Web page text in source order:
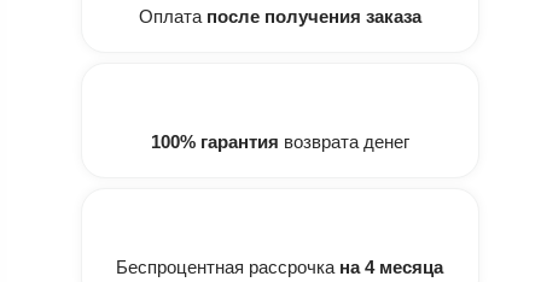
Оплата после получения заказа
100% гарантия возврата денег
Беспроцентная рассрочка на 4 месяца